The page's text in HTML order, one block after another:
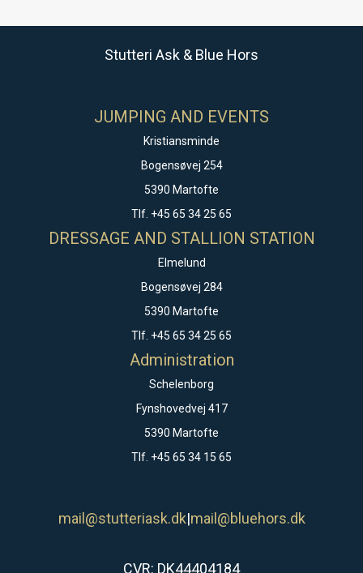
Stutteri Ask & Blue Hors
JUMPING AND EVENTS
Kristiansminde
Bogensøvej 254
5390 Martofte
Tlf. +45 65 34 25 65
DRESSAGE AND STALLION STATION
Elmelund
Bogensøvej 284
5390 Martofte
Tlf. +45 65 34 25 65
Administration
Schelenborg
Fynshovedvej 417
5390 Martofte
Tlf. +45 65 34 15 65
mail@stutteriask.dk|mail@bluehors.dk
CVR: DK44404184